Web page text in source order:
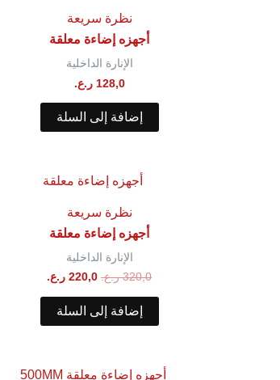
نظرة سريعة
أجهزه إضاءة معلقة
الإنارة الداخلية
128,0 ر.ع.
إضافة إلى السلة
نظرة سريعة
أجهزه إضاءة معلقة
الإنارة الداخلية
320,0 ر.ع. 220,0 ر.ع.
إضافة إلى السلة